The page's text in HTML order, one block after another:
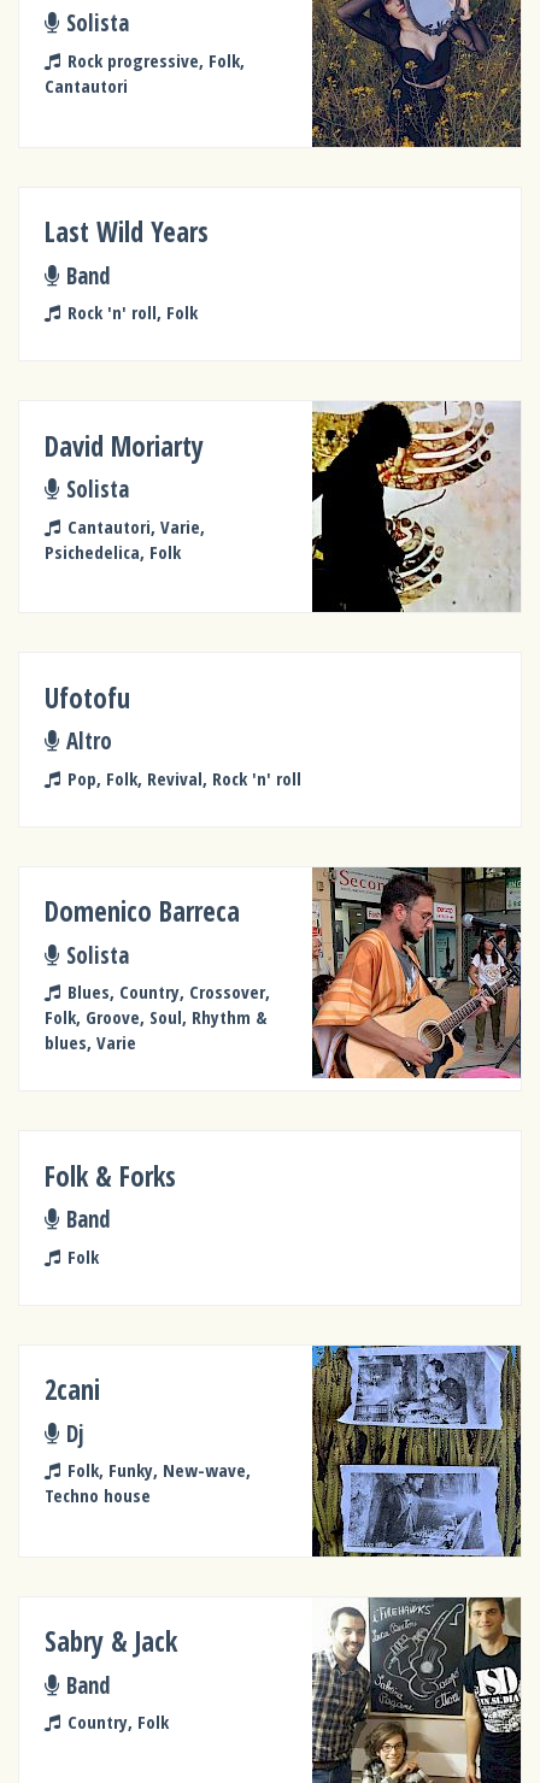
Solista
Rock progressive, Folk,
Cantautori
Last Wild Years
Band
Rock 'n' roll, Folk
David Moriarty
Solista
Cantautori, Varie,
Psichedelica, Folk
Ufotofu
Altro
Pop, Folk, Revival, Rock 'n' roll
Domenico Barreca
Solista
Blues, Country, Crossover,
Folk, Groove, Soul, Rhythm &
blues, Varie
Folk & Forks
Band
Folk
2cani
Dj
Folk, Funky, New-wave,
Techno house
Sabry & Jack
Band
Country, Folk